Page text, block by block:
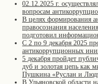
02.12.2025 г.
вопросам
В целях формирования
правосознания
подготовил
С 2 по 9 декабря 2025
антикоррупционных
5 декабря пройдет
дуб и золотая цепь как
Пушкина «Руслан и
В Ульяновской области